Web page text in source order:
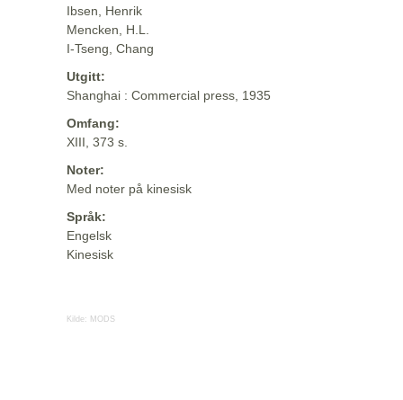
Ibsen, Henrik
Mencken, H.L.
I-Tseng, Chang
Utgitt:
Shanghai : Commercial press, 1935
Omfang:
XIII, 373 s.
Noter:
Med noter på kinesisk
Språk:
Engelsk
Kinesisk
Kilde: MODS